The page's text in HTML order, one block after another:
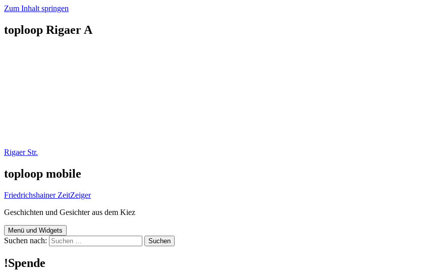
Zum Inhalt springen
toploop Rigaer A
Rigaer Str.
toploop mobile
Friedrichshainer ZeitZeiger
Geschichten und Gesichter aus dem Kiez
Menü und Widgets
Suchen nach:
!Spende